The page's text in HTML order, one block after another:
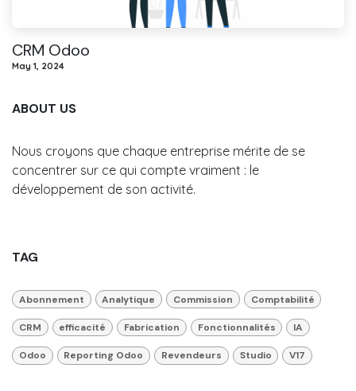
CRM Odoo
May 1, 2024
ABOUT US
Nous croyons que chaque entreprise mérite de se
concentrer sur ce qui compte vraiment : le
développement de son activité.
TAG
Abonnement Analytique Commission Comptabilité
CRM efficacité Fabrication Fonctionnalités IA
Odoo Reporting Odoo Revendeurs Studio V17